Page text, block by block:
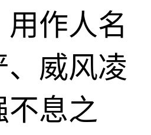
作人名
、威风凌
不息之